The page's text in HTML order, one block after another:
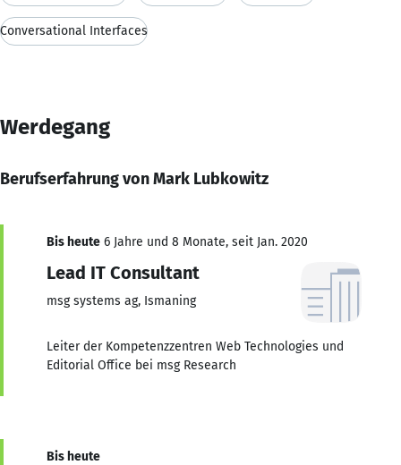
Conversational Interfaces
Werdegang
Berufserfahrung von Mark Lubkowitz
Bis heute 6 Jahre und 8 Monate, seit Jan. 2020
Lead IT Consultant
msg systems ag, Ismaning
Leiter der Kompetenzzentren Web Technologies und
Editorial Office bei msg Research
Bis heute